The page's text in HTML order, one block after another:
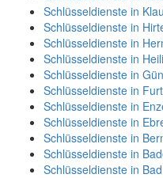
Schlüsseldienste in
Schlüsseldienste in
Schlüsseldienste in
Schlüsseldienste in
Schlüsseldienste in
Schlüsseldienste in
Schlüsseldienste in
Schlüsseldienste in
Schlüsseldienste in
Schlüsseldienste in
Schlüsseldienste in